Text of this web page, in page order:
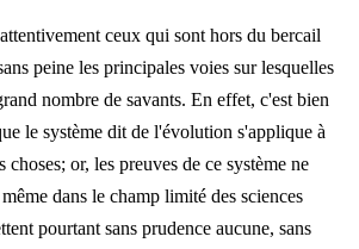
ceux qui sont hors du bercail
peine les principales voies sur lesquelles
nombre de savants. En effet, c'est bien
le système dit de l'évolution s'applique à
choses; or, les preuves de ce système ne
dans le champ limité des sciences
pourtant sans prudence aucune, sans